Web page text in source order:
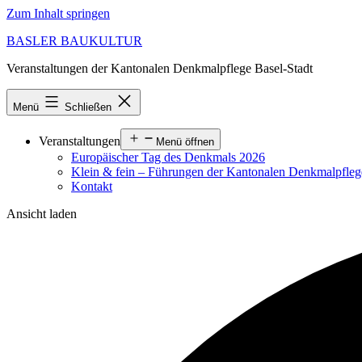
Zum Inhalt springen
BASLER BAUKULTUR
Veranstaltungen der Kantonalen Denkmalpflege Basel-Stadt
Menü Schließen
Veranstaltungen Menü öffnen
Europäischer Tag des Denkmals 2026
Klein & fein – Führungen der Kantonalen
Kontakt
Ansicht laden